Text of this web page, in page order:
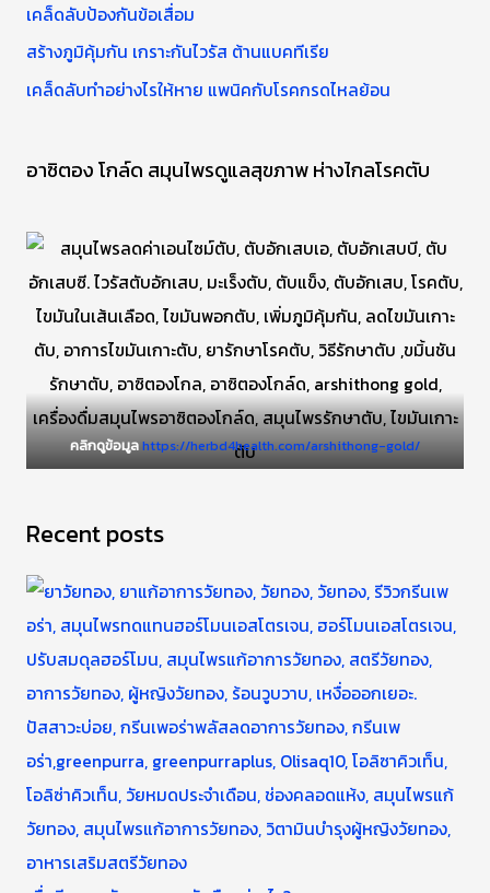
เคล็ดลับป้องกันข้อเสื่อม
สร้างภูมิคุ้มกัน เกราะกันไวรัส ต้านแบคทีเรีย
เคล็ดลับทำอย่างไรให้หาย แพนิคกับโรคกรดไหลย้อน
อาซิตอง โกล์ด สมุนไพรดูแลสุขภาพ ห่างไกลโรคตับ
คลิกดูข้อมูลhttps://herbd4health.com/arshithong-gold/
Recent posts